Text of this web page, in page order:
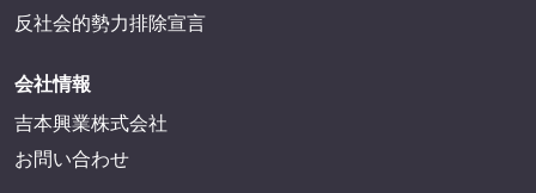
反社会的勢力排除宣言
会社情報
吉本興業株式会社
お問い合わせ